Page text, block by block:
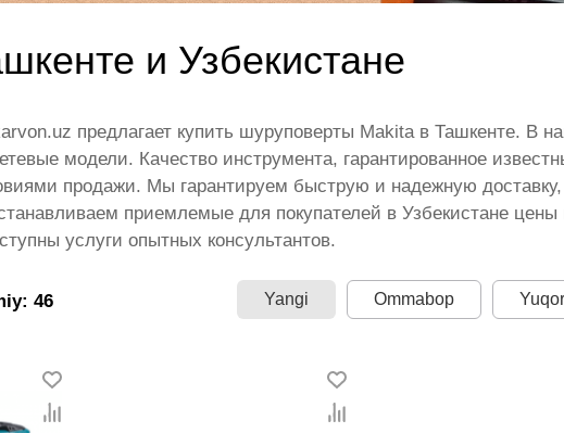
и Узбекистане
предлагает купить шуруповерты Makita в Ташкенте. В
модели. Качество инструмента, гарантированное
продажи. Мы гарантируем быструю и надежную
приемлемые для покупателей в Узбекистане
услуги опытных консультантов.
46 Yangi Ommabop